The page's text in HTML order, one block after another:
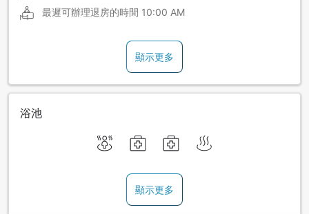
最遲可辦理退房的時間 10:00 AM
顯示更多
浴池
顯示更多